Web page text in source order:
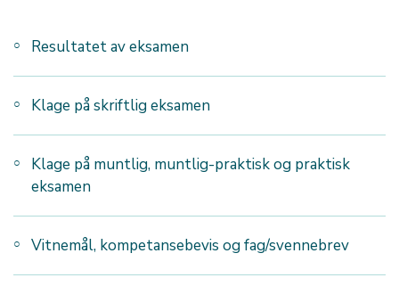
Resultatet av eksamen
Klage på skriftlig eksamen
Klage på muntlig, muntlig-praktisk og praktisk
eksamen
Vitnemål, kompetansebevis og fag/svennebrev